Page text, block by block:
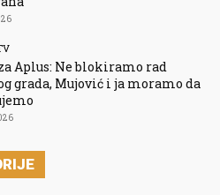
Aplus: Ne blokiramo rad
grada, Mujović i ja moramo da